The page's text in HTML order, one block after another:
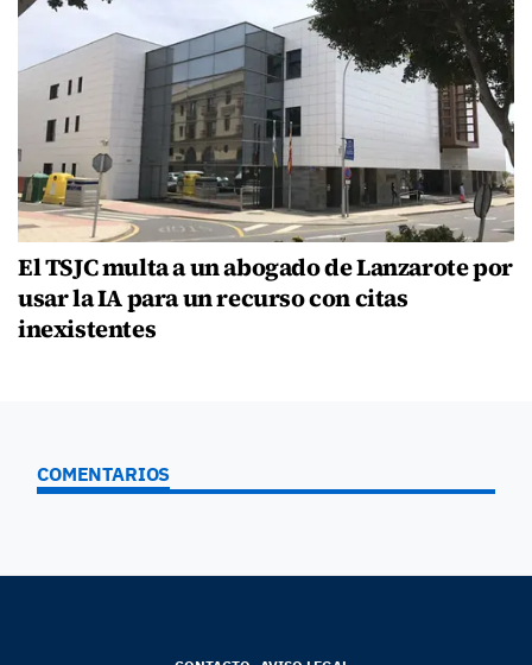
El TSJC multa a un abogado de Lanzarote por
usar la IA para un recurso con citas
inexistentes
COMENTARIOS